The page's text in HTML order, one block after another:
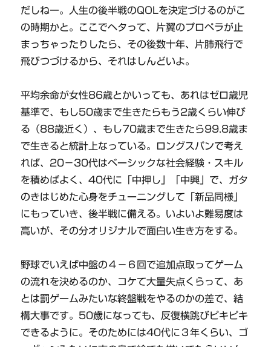
だしねー。人生の後半戦のQOLを決定づけるのがこ
の時期かと。ここでヘタって、片翼のプロペラが止
まっちゃったりしたら、その後数十年、片肺飛行で
飛びつづけるから、それはしんどいよ。
平均余命が女性86歳とかいっても、あれはゼロ歳児
基準で、もし50歳まで生きたらもう2歳くらい伸び
る（88歳近く）、もし70歳まで生きたら99.8歳ま
で生きると統計上なっている。ロングスパンで考え
れば、20－30代はベーシックな社会経験・スキル
を積めばよく、40代に「中押し」「中興」で、ガタ
のきはじめた心身をチューニングして「新品同様」
にもっていき、後半戦に備える。いよいよ難易度は
高いが、その分オリジナルで面白い生き方をする。
野球でいえば中盤の４－６回で追加点取ってゲーム
の流れを決めるのか、コケて大量失点くらって、あ
とは罰ゲームみたいな終盤戦をやるのかの差で、結
構大事です。50歳になっても、反復横跳びピキピキ
できるように。そのためには40代に３年くらい、ゴ